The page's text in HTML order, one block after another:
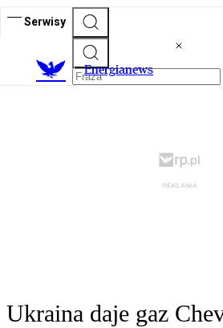
Serwisy
Energianews
Ukraina daje gaz